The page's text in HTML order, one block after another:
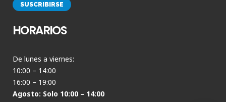
HORARIOS
De lunes a viernes:
10:00 – 14:00
16:00 – 19:00
Agosto: Solo 10:00 – 14:00